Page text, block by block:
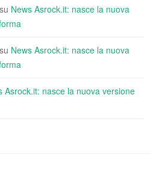
su News Asrock.it: nasce la nuova
su News Asrock.it: nasce la nuova
Asrock.it: nasce la nuova versione